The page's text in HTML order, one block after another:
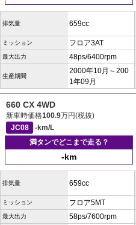
排気量 659cc
ミッション フロア3AT
最大出力 48ps/6400rpm
生産期間
2000年10月～200
1年09月
660 CX 4WD
新車時価格100.9万円(税抜)
JC08
-km/L
満タンでどこまで走る？
-km
排気量 659cc
ミッション フロア5MT
最大出力 58ps/7600rpm